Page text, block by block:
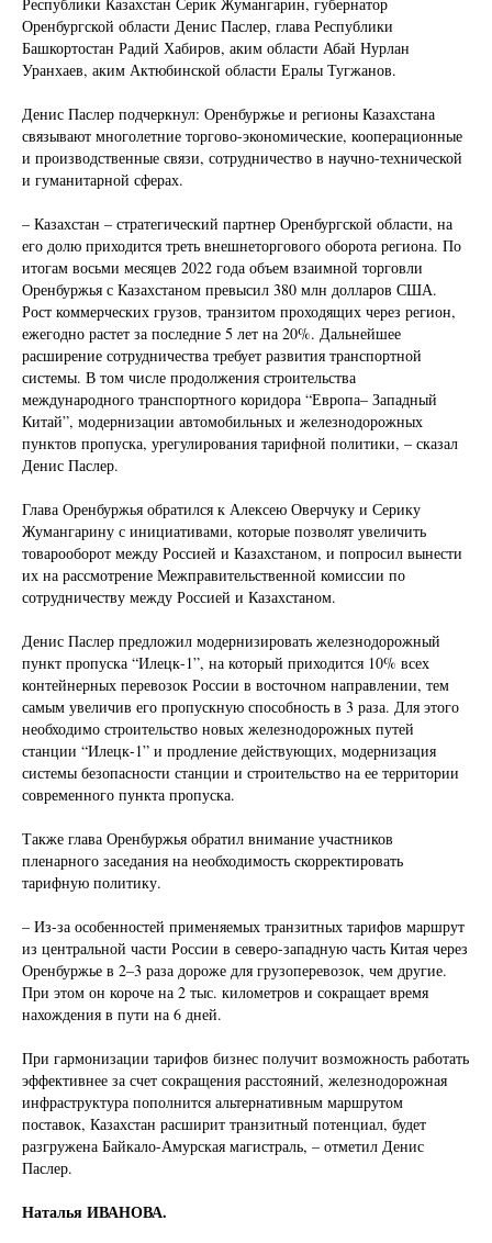
Оренбургской области Денис Паслер, глава Республики
Башкортостан Радий Хабиров, аким области Абай Нурлан
Уранхаев, аким Актюбинской области Ералы Тугжанов.
Денис Паслер подчеркнул: Оренбуржье и регионы Казахстана
связывают многолетние торгово-экономические, кооперационные
и производственные связи, сотрудничество в научно-технической
и гуманитарной сферах.
– Казахстан – стратегический партнер Оренбургской области, на
его долю приходится треть внешнеторгового оборота региона. По
итогам восьми месяцев 2022 года объем взаимной торговли
Оренбуржья с Казахстаном превысил 380 млн долларов США.
Рост коммерческих грузов, транзитом проходящих через регион,
ежегодно растет за последние 5 лет на 20%. Дальнейшее
расширение сотрудничества требует развития транспортной
системы. В том числе продолжения строительства
международного транспортного коридора “Европа– Западный
Китай”, модернизации автомобильных и железнодорожных
пунктов пропуска, урегулирования тарифной политики, – сказал
Денис Паслер.
Глава Оренбуржья обратился к Алексею Оверчуку и Серику
Жумангарину с инициативами, которые позволят увеличить
товарооборот между Россией и Казахстаном, и попросил вынести
их на рассмотрение Межправительственной комиссии по
сотрудничеству между Россией и Казахстаном.
Денис Паслер предложил модернизировать железнодорожный
пункт пропуска “Илецк-1”, на который приходится 10% всех
контейнерных перевозок России в восточном направлении, тем
самым увеличив его пропускную способность в 3 раза. Для этого
необходимо строительство новых железнодорожных путей
станции “Илецк-1” и продление действующих, модернизация
системы безопасности станции и строительство на ее территории
современного пункта пропуска.
Также глава Оренбуржья обратил внимание участников
пленарного заседания на необходимость скорректировать
тарифную политику.
– Из-за особенностей применяемых транзитных тарифов маршрут
из центральной части России в северо-западную часть Китая через
Оренбуржье в 2–3 раза дороже для грузоперевозок, чем другие.
При этом он короче на 2 тыс. километров и сокращает время
нахождения в пути на 6 дней.
При гармонизации тарифов бизнес получит возможность работать
эффективнее за счет сокращения расстояний, железнодорожная
инфраструктура пополнится альтернативным маршрутом
поставок, Казахстан расширит транзитный потенциал, будет
разгружена Байкало-Амурская магистраль, – отметил Денис
Паслер.
Наталья ИВАНОВА.